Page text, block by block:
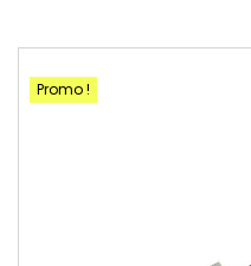
Promo !